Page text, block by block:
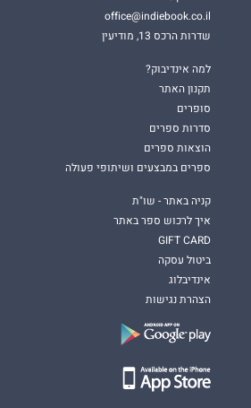
office@indiebook.co.il
שדרות הרכס 13, מודיעין
למה אינדיבוק?
תקנון האתר
סופרים
סדרות ספרים
הוצאות ספרים
ספרים במבצעים ושיתופי פעולה
קניה באתר - שו"ת
איך לרכוש ספר באתר
GIFT CARD
ביטול עסקה
אינדיבלוג
הצהרת נגישות